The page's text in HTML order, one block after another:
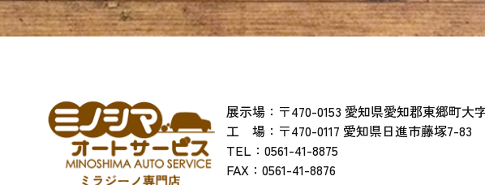
展示場：〒470-0153 愛知県愛知郡東郷町大
工 場：〒470-0117 愛知県日進市藤塚7-83
TEL： 0561-41-8875
​​​​​​​FAX：0561-41-8876